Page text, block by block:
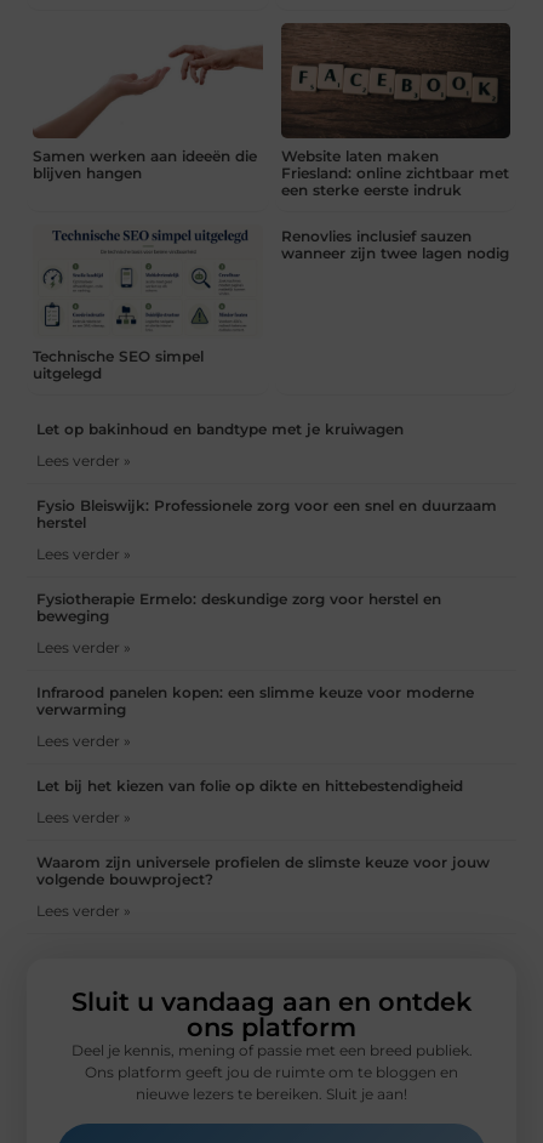
Samen werken aan ideeën die
blijven hangen
Website laten maken
Friesland: online zichtbaar met
een sterke eerste indruk
Technische SEO simpel
uitgelegd
Renovlies inclusief sauzen
wanneer zijn twee lagen nodig
Let op bakinhoud en bandtype met je kruiwagen
Lees verder »
Fysio Bleiswijk: Professionele zorg voor een snel en duurzaam
herstel
Lees verder »
Fysiotherapie Ermelo: deskundige zorg voor herstel en
beweging
Lees verder »
Infrarood panelen kopen: een slimme keuze voor moderne
verwarming
Lees verder »
Let bij het kiezen van folie op dikte en hittebestendigheid
Lees verder »
Waarom zijn universele profielen de slimste keuze voor jouw
volgende bouwproject?
Lees verder »
Sluit u vandaag aan en ontdek
ons platform
Deel je kennis, mening of passie met een breed publiek.
Ons platform geeft jou de ruimte om te bloggen en
nieuwe lezers te bereiken. Sluit je aan!